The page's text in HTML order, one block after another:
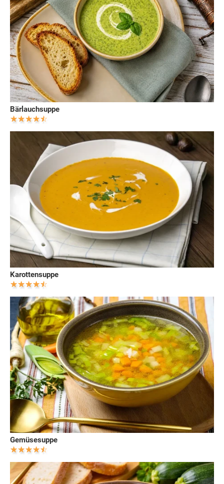
Bärlauchsuppe
Karottensuppe
Gemüsesuppe